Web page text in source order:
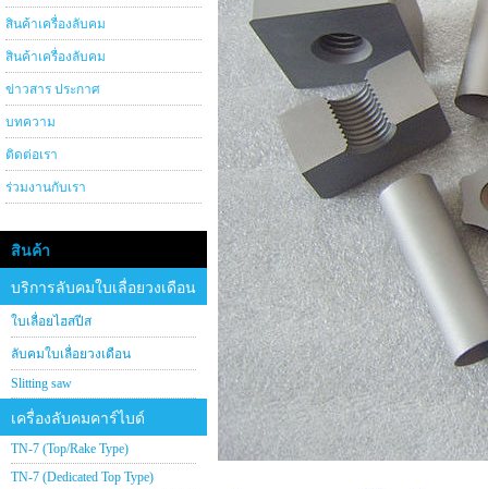
สินค้าเครื่องลับคม
สินค้าเครื่องลับคม
ข่าวสาร ประกาศ
บทความ
ติดต่อเรา
ร่วมงานกับเรา
สินค้า
บริการลับคมใบเลื่อยวงเดือน
ใบเลื่อยไฮสปีส
ลับคมใบเลื่อยวงเดือน
Slitting saw
เครื่องลับคมคาร์ไบด์
TN-7 (Top/Rake Type)
TN-7 (Dedicated Top Type)